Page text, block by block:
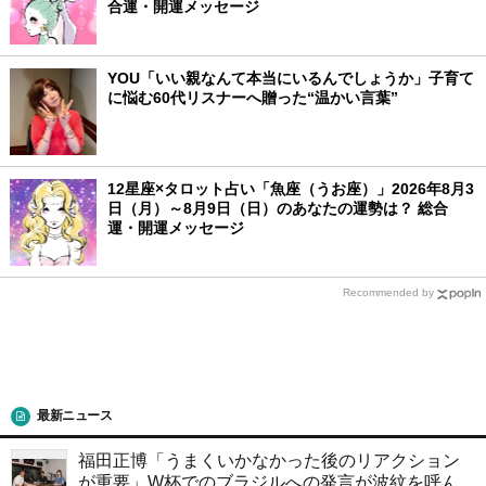
合運・開運メッセージ
YOU「いい親なんて本当にいるんでしょうか」子育て
に悩む60代リスナーへ贈った“温かい言葉”
12星座×タロット占い「魚座（うお座）」2026年8月3
日（月）～8月9日（日）のあなたの運勢は？ 総合
運・開運メッセージ
Recommended by
最新ニュース
福田正博「うまくいかなかった後のリアクション
が重要」W杯でのブラジルへの発言が波紋を呼ん